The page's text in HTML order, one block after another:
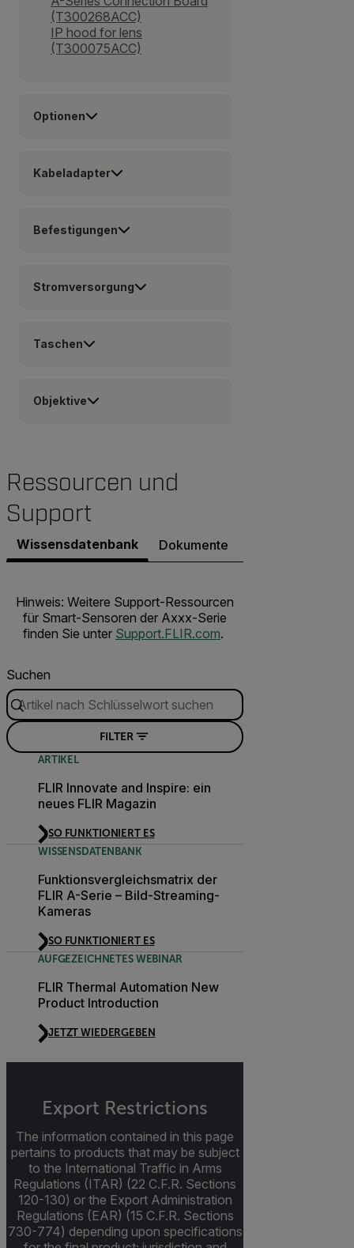
(T300268ACC)
IP hood for lens
(T300075ACC)
Optionen
Kabeladapter
Befestigungen
Stromversorgung
Taschen
Objektive
Ressourcen und
Support
Wissensdatenbank Dokumente
Hinweis: Weitere Support-Ressourcen
für Smart-Sensoren der Axxx-Serie
finden Sie unter Support.FLIR.com.
Suchen
FILTER
ARTIKEL
FLIR Innovate and Inspire: ein
neues FLIR Magazin
SO FUNKTIONIERT ES
WISSENSDATENBANK
Funktionsvergleichsmatrix der
FLIR A-Serie – Bild-Streaming-
Kameras
SO FUNKTIONIERT ES
AUFGEZEICHNETES WEBINAR
FLIR Thermal Automation New
Product Introduction
JETZT WIEDERGEBEN
Export Restrictions
The information contained in this page
pertains to products that may be subject
to the International Traffic in Arms
Regulations (ITAR) (22 C.F.R. Sections
120-130) or the Export Administration
Regulations (EAR) (15 C.F.R. Sections
730-774) depending upon specifications